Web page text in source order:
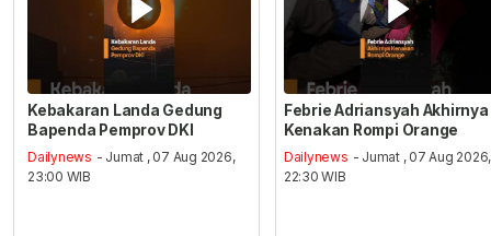
Kebakaran Landa Gedung
Bapenda Pemprov DKI
Dailynews - Jumat , 07 Aug 2026,
23:00 WIB
Febrie Adriansyah Akhirnya
Kenakan Rompi Orange
Dailynews - Jumat , 07 Aug 2026,
22:30 WIB